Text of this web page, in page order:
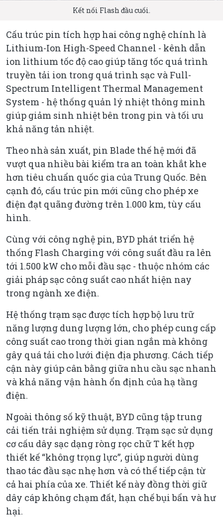
Kết nối Flash đầu cuối.
Cấu trúc pin tích hợp hai công nghệ chính là
Lithium-Ion High-Speed Channel - kênh dẫn
ion lithium tốc độ cao giúp tăng tốc quá trình
truyền tải ion trong quá trình sạc và Full-
Spectrum Intelligent Thermal Management
System - hệ thống quản lý nhiệt thông minh
giúp giảm sinh nhiệt bên trong pin và tối ưu
khả năng tản nhiệt.
Theo nhà sản xuất, pin Blade thế hệ mới đã
vượt qua nhiều bài kiểm tra an toàn khắt khe
hơn tiêu chuẩn quốc gia của Trung Quốc. Bên
cạnh đó, cấu trúc pin mới cũng cho phép xe
điện đạt quãng đường trên 1.000 km, tùy cấu
hình.
Cùng với công nghệ pin, BYD phát triển hệ
thống Flash Charging với công suất đầu ra lên
tới 1.500 kW cho mỗi đầu sạc - thuộc nhóm các
giải pháp sạc công suất cao nhất hiện nay
trong ngành xe điện.
Hệ thống trạm sạc được tích hợp bộ lưu trữ
năng lượng dung lượng lớn, cho phép cung cấp
công suất cao trong thời gian ngắn mà không
gây quá tải cho lưới điện địa phương. Cách tiếp
cận này giúp cân bằng giữa nhu cầu sạc nhanh
và khả năng vận hành ổn định của hạ tầng
điện.
Ngoài thông số kỹ thuật, BYD cũng tập trung
cải tiến trải nghiệm sử dụng. Trạm sạc sử dụng
cơ cấu dây sạc dạng ròng rọc chữ T kết hợp
thiết kế “không trọng lực”, giúp người dùng
thao tác đầu sạc nhẹ hơn và có thể tiếp cận từ
cả hai phía của xe. Thiết kế này đồng thời giữ
dây cáp không chạm đất, hạn chế bụi bẩn và hư
hại.